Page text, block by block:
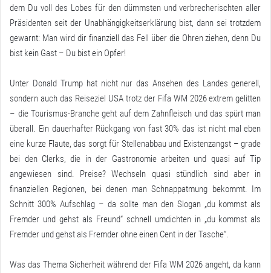
dem Du voll des Lobes für den dümmsten und verbrecherischten aller
Präsidenten seit der Unabhängigkeitserklärung bist, dann sei trotzdem
gewarnt: Man wird dir finanziell das Fell über die Ohren ziehen, denn Du
bist kein Gast – Du bist ein Opfer!
Unter Donald Trump hat nicht nur das Ansehen des Landes generell,
sondern auch das Reiseziel USA trotz der Fifa WM 2026 extrem gelitten
– die Tourismus-Branchegeht auf dem Zahnfleisch und das spürt man
überall. Ein dauerhafter Rückgang von fast 30% das ist nicht mal eben
eine kurze Flaute, das sorgt für Stellenabbau und Existenzangst – grade
bei den Clerks, die in der Gastronomie arbeiten und quasi auf Tip
angewiesen sind. Preise? Wechseln quasi stündlich sind aber in
finanziellen Regionen, bei denen man Schnappatmung bekommt. Im
Schnitt 300% Aufschlag – da sollte man den Slogan „du kommst als
Fremder und gehst als Freund“ schnell umdichten in „du kommst als
Fremder und gehst als Fremder ohne einen Cent in der Tasche“.
Was das Thema Sicherheit während der Fifa WM 2026 angeht, da kann